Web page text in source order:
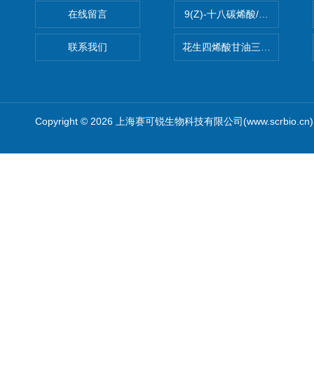
在线留言
联系我们
9(Z)-十八碳烯酸/油酸
花生四烯酸甘油三酯(顺式-
Copyright © 2026 上海赛可锐生物科技有限公司